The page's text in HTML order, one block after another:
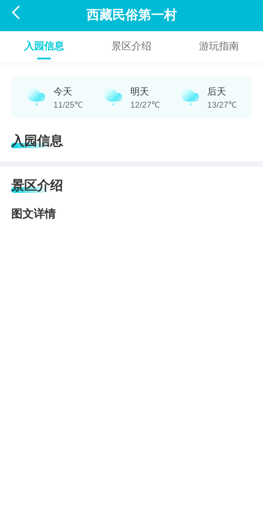
 西藏民俗第一村
入园信息 景区介绍 游玩指南
今天
11/25℃
明天
12/27℃
后天
13/27℃
入园信息
景区介绍
图文详情